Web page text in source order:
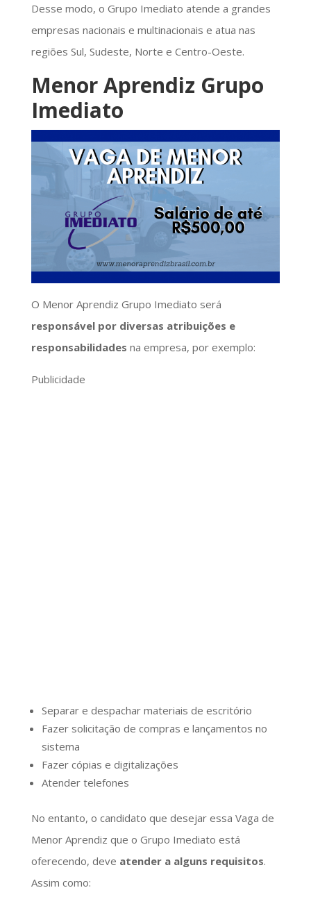
Desse modo, o Grupo Imediato atende a grandes
empresas nacionais e multinacionais e atua nas
regiões Sul, Sudeste, Norte e Centro-Oeste.
Menor Aprendiz Grupo
Imediato
O Menor Aprendiz Grupo Imediato será
responsável por diversas atribuições e
responsabilidades na empresa, por exemplo:
Publicidade
Separar e despachar materiais de escritório
Fazer solicitação de compras e lançamentos no
sistema
Fazer cópias e digitalizações
Atender telefones
No entanto, o candidato que desejar essa Vaga de
Menor Aprendiz que o Grupo Imediato está
oferecendo, deve atender a alguns requisitos.
Assim como: